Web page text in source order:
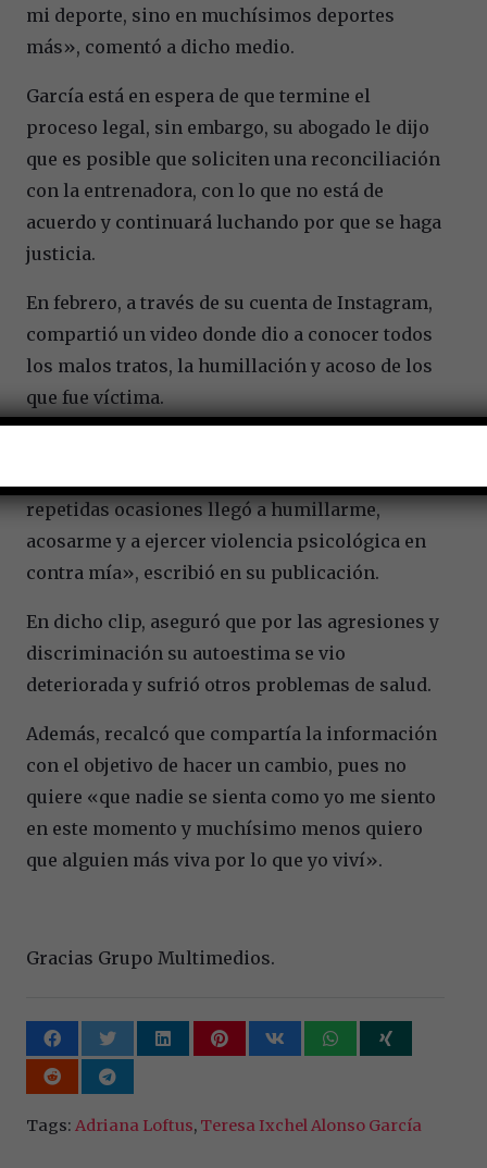
mi deporte, sino en muchísimos deportes
más», comentó a dicho medio.
García está en espera de que termine el
proceso legal, sin embargo, su abogado le dijo
que es posible que soliciten una reconciliación
con la entrenadora, con lo que no está de
acuerdo y continuará luchando por que se haga
justicia.
En febrero, a través de su cuenta de Instagram,
compartió un video donde dio a conocer todos
los malos tratos, la humillación y acoso de los
que fue víctima.
repetidas ocasiones llegó a humillarme,
acosarme y a ejercer violencia psicológica en
contra mía», escribió en su publicación.
En dicho clip, aseguró que por las agresiones y
discriminación su autoestima se vio
deteriorada y sufrió otros problemas de salud.
Además, recalcó que compartía la información
con el objetivo de hacer un cambio, pues no
quiere «que nadie se sienta como yo me siento
en este momento y muchísimo menos quiero
que alguien más viva por lo que yo viví».
Gracias Grupo Multimedios.
Tags: Adriana Loftus, Teresa Ixchel Alonso García